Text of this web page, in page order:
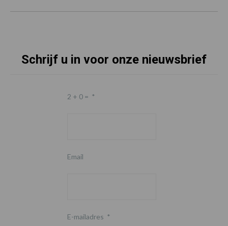
Schrijf u in voor onze nieuwsbrief
2 + 0 = *
Email
E-mailadres *